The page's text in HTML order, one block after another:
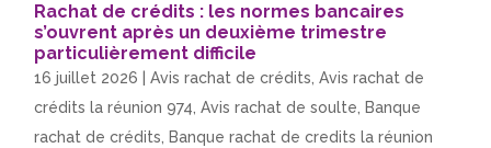
Rachat de crédits : les normes bancaires
s’ouvrent après un deuxième trimestre
particulièrement difficile
16 juillet 2026 |Avis rachat de crédits,Avis rachat de
crédits la réunion 974,Avis rachat de soulte, Banque
rachat de crédits, Banque rachat de credits la réunion